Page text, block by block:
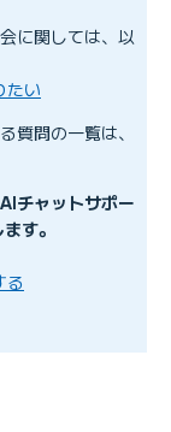
たい
請求される理
に関しては、以
たい
質問の一覧は、
チャットサポー
す。
る